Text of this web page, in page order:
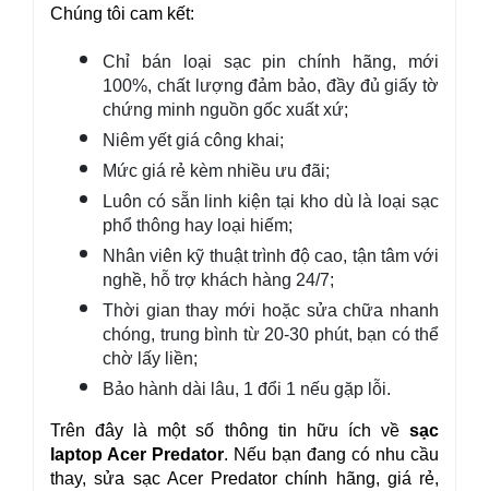
Chúng tôi cam kết:
Chỉ bán loại sạc pin chính hãng, mới
100%, chất lượng đảm bảo, đầy đủ giấy tờ
chứng minh nguồn gốc xuất xứ;
Niêm yết giá công khai;
Mức giá rẻ kèm nhiều ưu đãi;
Luôn có sẵn linh kiện tại kho dù là loại sạc
phổ thông hay loại hiếm;
Nhân viên kỹ thuật trình độ cao, tận tâm với
nghề, hỗ trợ khách hàng 24/7;
Thời gian thay mới hoặc sửa chữa nhanh
chóng, trung bình từ 20-30 phút, bạn có thể
chờ lấy liền;
Bảo hành dài lâu, 1 đổi 1 nếu gặp lỗi.
Trên đây là một số thông tin hữu ích về sạc
laptop Acer Predator. Nếu bạn đang có nhu cầu
thay, sửa sạc Acer Predator chính hãng, giá rẻ,